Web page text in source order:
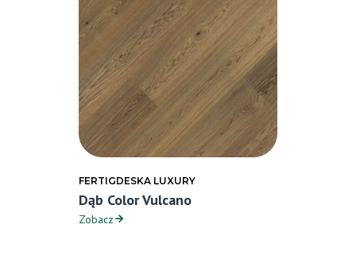
FERTIGDESKA LUXURY
Dąb Color Vulcano
Zobacz